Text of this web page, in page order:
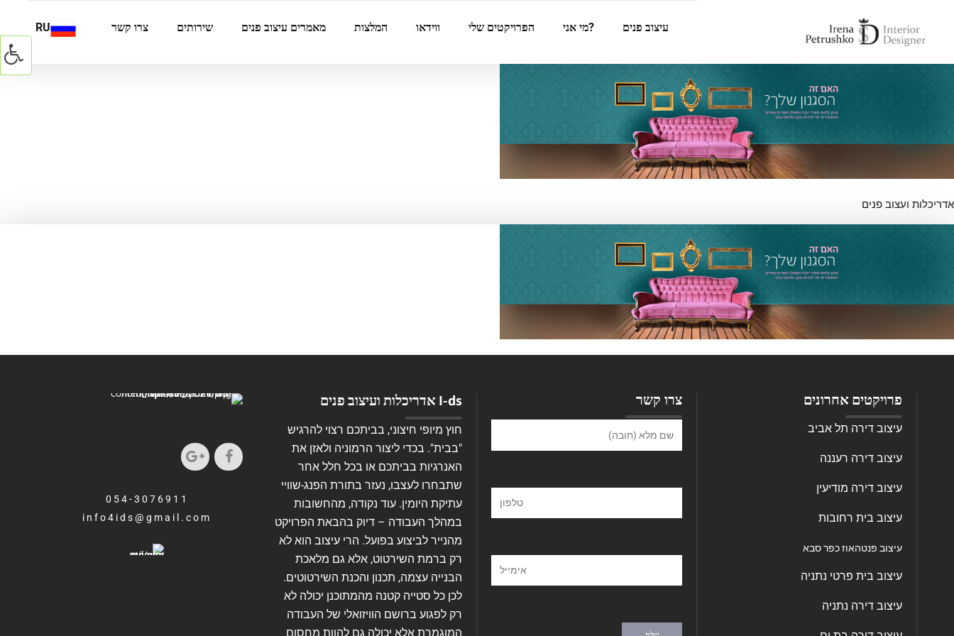
עיצוב פנים ?מי אני הפרויקטים שלי ווידאו המלצות מאמרים עיצוב פנים שירותים צרו קשר RU
אדריכלות ועצוב פנים
פרויקטים אחרונים
עיצוב דירה תל אביב
עיצוב דירה רעננה
עיצוב דירה מודיעין
עיצוב בית רחובות
עיצוב פנטהאוז כפר סבא
עיצוב בית פרטי נתניה
עיצוב דירה נתניה
צרו קשר I-ds אדריכלות ועיצוב פנים
חוץ מיופי חיצוני, בביתכם רצוי להרגיש
"בבית". בכדי ליצור הרמוניה ולאזן את
האנרגיות בביתכם או בכל חלל אחר
שתבחרו לעצבו, נעזר בתורת הפנג-שוויי
עתיקת היומין. עוד נקודה, מהחשובות
במהלך העבודה – דיוק בהבאת הפרויקט
מהנייר לביצוע בפועל. הרי עיצוב הוא לא
רק ברמת השירטוט, אלא גם מלאכת
הבנייה עצמה, תכנון והכנת השירטוטים.
לכן כל סטייה קטנה מהמתוכנן יכולה לא
רק לפגוע ברושם הוויזואלי של העבודה
המוגמרת אלא יכולה גם להוות מחסום
054-3076911
info4ids@gmail.com